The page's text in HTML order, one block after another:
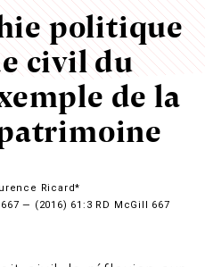
politique
civil du
de la
Ricard*
— (2016) 61:3 RD McGill 667